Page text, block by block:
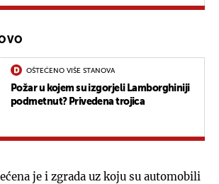
OŠTEĆENO VIŠE STANOVA
Požar u kojem su izgorjeli Lamborghiniji
podmetnut? Privedena trojica
je i zgrada uz koju su automobili